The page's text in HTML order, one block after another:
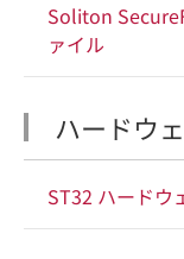
Soliton
ァイル
ハードウ
ST32 ハードウ